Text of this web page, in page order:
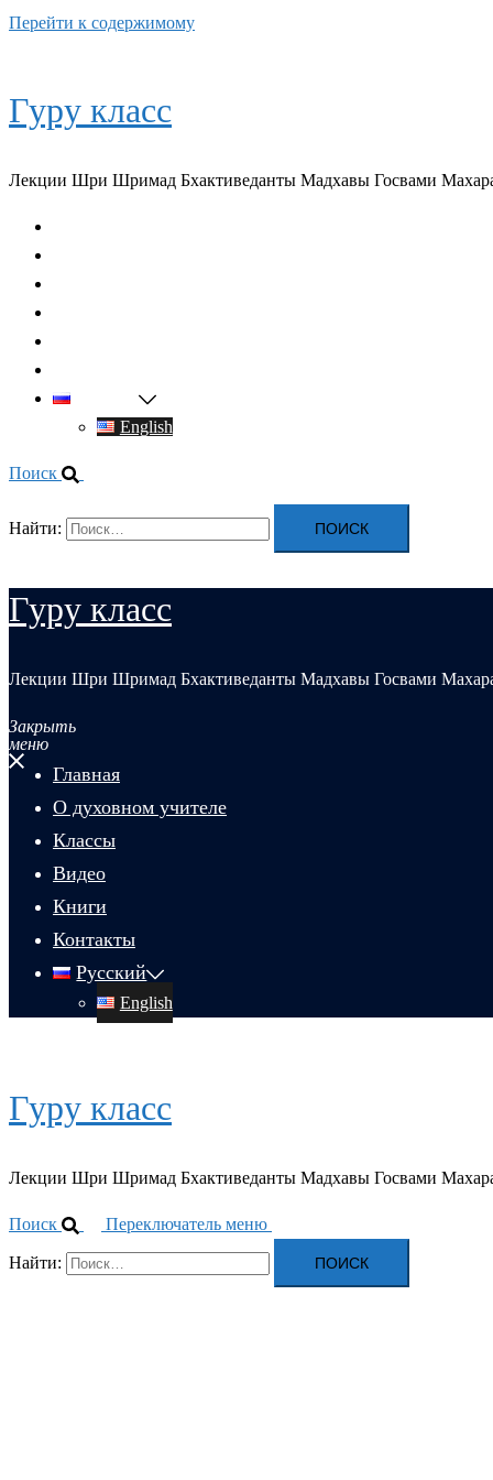
Перейти к содержимому
Гуру класс
Лекции Шри Шримад Бхактиведанты Мадхавы Госвами
English
Поиск
Найти:
Гуру класс
Лекции Шри Шримад Бхактиведанты Мадхавы Госвами
Закрыть
меню
Главная
О духовном учителе
Классы
Видео
Книги
Контакты
Русский
English
Гуру класс
Лекции Шри Шримад Бхактиведанты Мадхавы Госвами
Поиск Переключатель меню
Найти: